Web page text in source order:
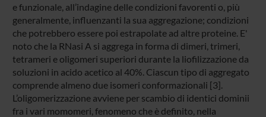
e funzionale, all’indagine delle condizioni favorenti o, più
generalmente, influenzanti la sua aggregazione; condizioni
che potrebbero essere poi estrapolate ad altre proteine. E'
noto che la RNasi A si aggrega in forma di dimeri, trimeri,
tetrameri e oligomeri superiori durante la liofilizzazione da
soluzioni in acido acetico al 40%. Ciascun tipo di aggregato
comprende almeno due isomeri conformazionali [3].
L’oligomerizzazione avviene per scambio di identici dominii
fra i vari momomeri, fenomeno che è definito, nella